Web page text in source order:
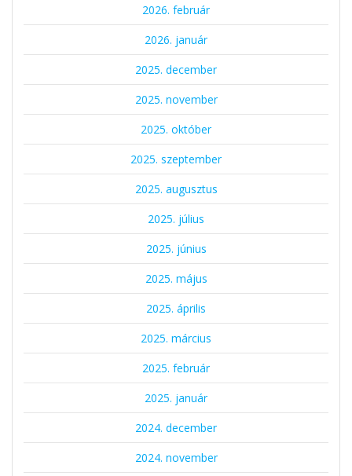
2026. február
2026. január
2025. december
2025. november
2025. október
2025. szeptember
2025. augusztus
2025. július
2025. június
2025. május
2025. április
2025. március
2025. február
2025. január
2024. december
2024. november